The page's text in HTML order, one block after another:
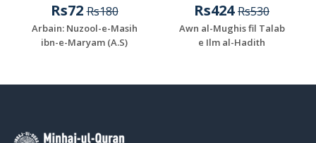
Rs72Rs180
Arbain: Nuzool-e-Masih
ibn-e-Maryam (A.S)
Rs424Rs530
Awn al-Mughis fil Talab
e Ilm al-Hadith